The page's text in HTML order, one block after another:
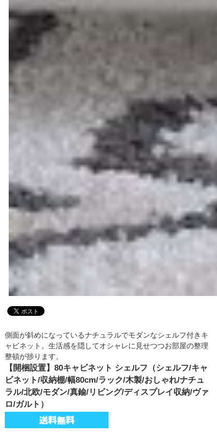
側面が斜めになっているナチュラルでモダンなシェルフ付きキ
ャビネット。生活感を隠してオシャレに見せつつお部屋の整理
整頓が捗ります。
【開梱設置】80キャビネット シェルフ（シェルフ/キャ
ビネット/収納棚/幅80cm/ラック/木製/おしゃれ/ナチュ
ラル/北欧/モダン/真鍮/リビング/ディスプレイ収納/ヴァ
ロ/ガルト）